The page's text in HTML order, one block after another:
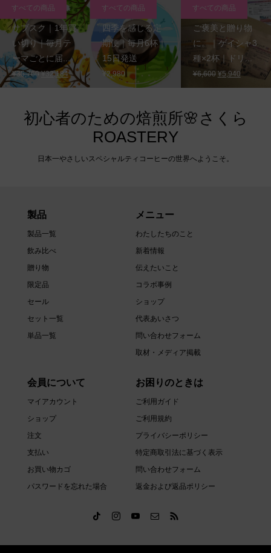
サブスク｜1年買
い切り｜毎月テ
ーマごとに届...
¥35,760元
格
は
し
¥32,184現
在
価
格
で
すべての商品
四季を感じる定
期便｜毎月6杯｜
15日発送
¥2,980
すべての商品
ご褒美と贈り物
に。｜ゲイシャ3
種×2杯｜ドリ...
¥6,600 元
の
格
は
し
¥5,940現
在
価
格
すべての商品
初心者のための焙煎所🌸さくら
ROASTERY
日本一やさしいスペシャルティコーヒーの世界へようこそ。
製品
製品一覧
飲み比べ
贈り物
限定品
セール
セット一覧
単品一覧
メニュー
わたしたちのこと
新着情報
伝えたいこと
コラボ事例
ショップ
代表あいさつ
問い合わせフォーム
取材・メディア掲載
会員について
マイアカウント
ショップ
注文
支払い
お買い物カゴ
パスワードを忘れた場合
お困りのときは
ご利用ガイド
ご利用規約
プライバシーポリシー
特定商取引法に基づく表示
問い合わせフォーム
返金および返品ポリシー